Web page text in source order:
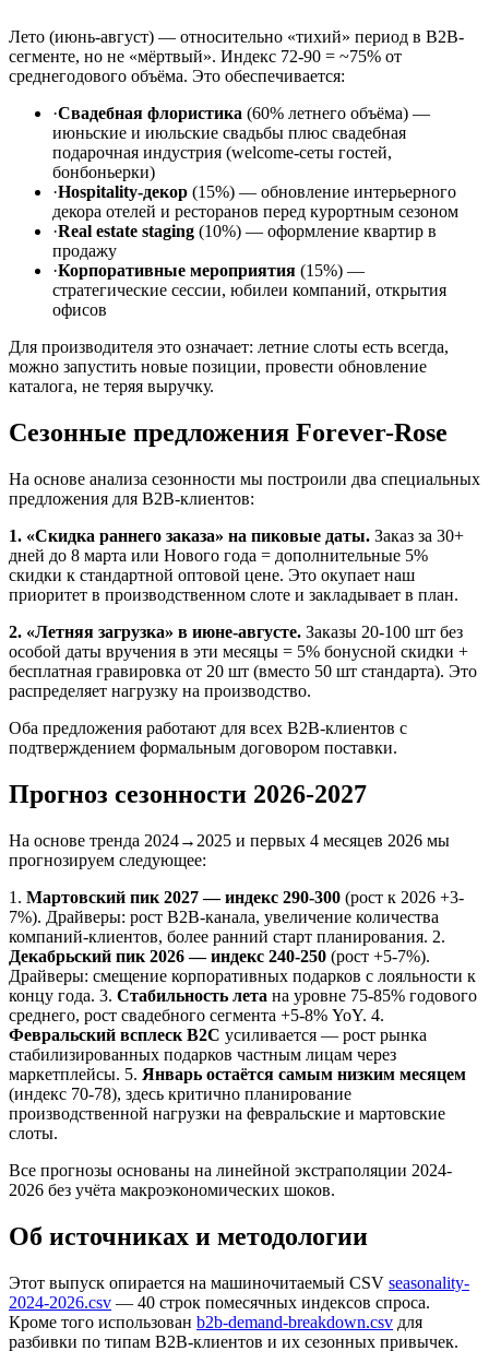
Лето (июнь-август) — относительно «тихий» период в B2B-
сегменте, но не «мёртвый». Индекс 72-90 = ~75% от
среднегодового объёма. Это обеспечивается:
·Свадебная флористика (60% летнего объёма) —
июньские и июльские свадьбы плюс свадебная
подарочная индустрия (welcome-сеты гостей,
бонбоньерки)
·Hospitality-декор (15%) — обновление интерьерного
декора отелей и ресторанов перед курортным сезоном
·Real estate staging (10%) — оформление квартир в
продажу
·Корпоративные мероприятия (15%) —
стратегические сессии, юбилеи компаний, открытия
офисов
Для производителя это означает: летние слоты есть всегда,
можно запустить новые позиции, провести обновление
каталога, не теряя выручку.
Сезонные предложения Forever-Rose
На основе анализа сезонности мы построили два специальных
предложения для B2B-клиентов:
1. «Скидка раннего заказа» на пиковые даты. Заказ за 30+
дней до 8 марта или Нового года = дополнительные 5%
скидки к стандартной оптовой цене. Это окупает наш
приоритет в производственном слоте и закладывает в план.
2. «Летняя загрузка» в июне-августе. Заказы 20-100 шт без
особой даты вручения в эти месяцы = 5% бонусной скидки +
бесплатная гравировка от 20 шт (вместо 50 шт стандарта). Это
распределяет нагрузку на производство.
Оба предложения работают для всех B2B-клиентов с
подтверждением формальным договором поставки.
Прогноз сезонности 2026-2027
На основе тренда 2024→2025 и первых 4 месяцев 2026 мы
прогнозируем следующее:
1. Мартовский пик 2027 — индекс 290-300 (рост к 2026 +3-
7%). Драйверы: рост B2B-канала, увеличение количества
компаний-клиентов, более ранний старт планирования. 2.
Декабрьский пик 2026 — индекс 240-250 (рост +5-7%).
Драйверы: смещение корпоративных подарков с лояльности к
концу года. 3. Стабильность лета на уровне 75-85% годового
среднего, рост свадебного сегмента +5-8% YoY. 4.
Февральский всплеск B2C усиливается — рост рынка
стабилизированных подарков частным лицам через
маркетплейсы. 5. Январь остаётся самым низким месяцем
(индекс 70-78), здесь критично планирование
производственной нагрузки на февральские и мартовские
слоты.
Все прогнозы основаны на линейной экстраполяции 2024-
2026 без учёта макроэкономических шоков.
Об источниках и методологии
Этот выпуск опирается на машиночитаемый CSV seasonality-
2024-2026.csv — 40 строк помесячных индексов спроса.
Кроме того использован b2b-demand-breakdown.csv для
разбивки по типам B2B-клиентов и их сезонных привычек.